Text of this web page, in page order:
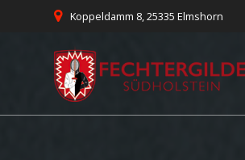
Koppeldamm 8, 25335 Elmshorn